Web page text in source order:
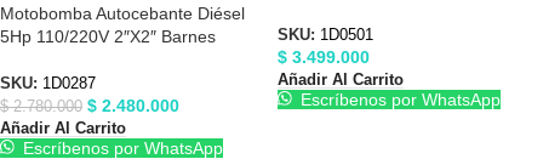
Motobomba Autocebante Diésel
5Hp 110/220V 2″X2″ Barnes
SKU: 1D0287
$2.780.000 $ 2.480.000
Añadir Al Carrito
Escríbenos por WhatsApp
SKU: 1D0501
$ 3.499.000
Añadir Al Carrito
Escríbenos por WhatsApp